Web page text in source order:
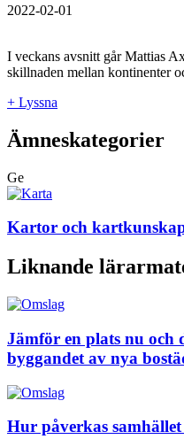
2022-02-01
I veckans avsnitt går Mattias
skillnaden mellan kontinenter
+ Lyssna
Ämneskategorier
Ge
Kartor och
Liknande
Jämför en plats nu och
byggandet av nya
Hur påverkas